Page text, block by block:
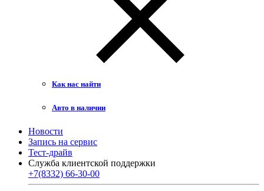
Как нас найти
Авто в наличии
Новости
Запись на сервис
Тест-драйв
Служба клиентской поддержки
+7(8332) 66-30-00